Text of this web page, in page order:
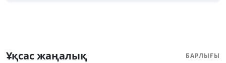
Ұқсас жаңалық БАРЛЫҒЫ